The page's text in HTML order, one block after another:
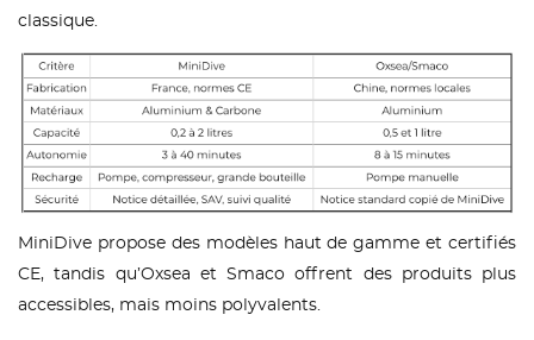
classique.
MiniDive propose des modèles haut de gamme et certifiés
CE, tandis qu’Oxsea et Smaco offrent des produits plus
accessibles, mais moins polyvalents.